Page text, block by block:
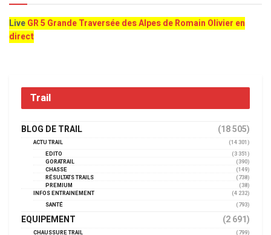
LiveGR 5 Grande Traversée des Alpes de Romain Olivier en
direct
Trail
BLOG DE TRAIL (18 505)
ACTU TRAIL
(14 301)
EDITO
(3 351)
GORATRAIL
(390)
CHASSE
(149)
RÉSULTATS TRAILS
(738)
PREMIUM
(38)
INFOS ENTRAINEMENT
(4 232)
SANTÉ
(793)
EQUIPEMENT (2 691)
CHAUSSURE TRAIL
(799)